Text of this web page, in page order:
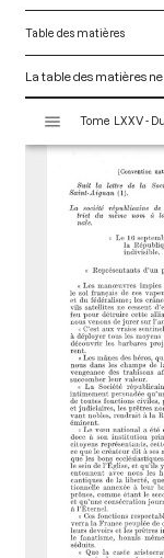
Table des matières
La table des matières
s
Tome LXXV -